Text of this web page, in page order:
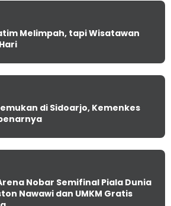
Melimpah, tapi Wisatawan
di Sidoarjo, Kemenkes
Nobar Semifinal Piala Dunia
Nawawi dan UMKM Gratis